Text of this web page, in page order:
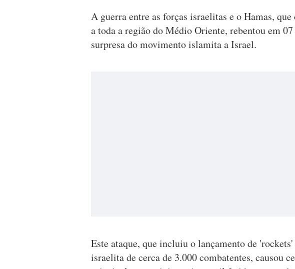
A guerra entre as forças israelitas e o Hamas,
a toda a região do Médio Oriente, rebentou em
surpresa do movimento islamita a Israel.
Este ataque, que incluiu o lançamento de
israelita de cerca de 3.000 combatentes, causou